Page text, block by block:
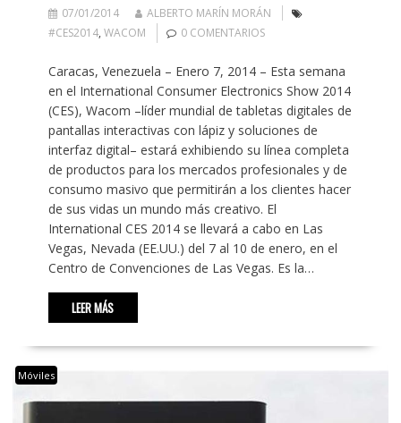
07/01/2014
ALBERTO MARÍN MORÁN
#CES2014, WACOM 0 COMENTARIOS
Caracas, Venezuela – Enero 7, 2014 – Esta semana
en el International Consumer Electronics Show 2014
(CES), Wacom –líder mundial de tabletas digitales de
pantallas interactivas con lápiz y soluciones de
interfaz digital– estará exhibiendo su línea completa
de productos para los mercados profesionales y de
consumo masivo que permitirán a los clientes hacer
de sus vidas un mundo más creativo. El
International CES 2014 se llevará a cabo en Las
Vegas, Nevada (EE.UU.) del 7 al 10 de enero, en el
Centro de Convenciones de Las Vegas. Es la…
LEER MÁS
Móviles